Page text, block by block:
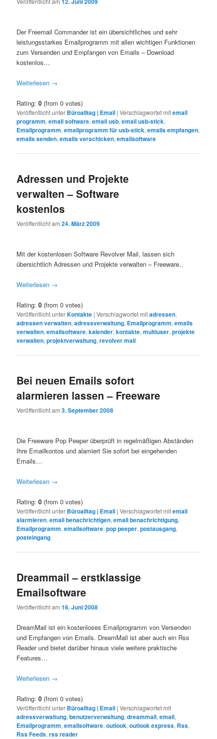
Der Freemail Commander ist ein übersichtliches und sehr
leistungsstarkes Emailprogramm mit allen wichtigen Funktionen
zum Versenden und Empfangen von Emails – Download
kostenlos…
Weiterlesen →
Rating:0 (from 0 votes)
Veröffentlicht unter Büroalltag | Email |Verschlagwortet mitemail
programm,email software,email usb,email usb-stick,
Emailprogramm,emailprogramm für usb-stick,emails empfangen,
emails senden,emails verschicken,emailsoftware
Adressen und Projekte
verwalten – Software
kostenlos
Veröffentlicht am24. März 2009
Mit der kostenlosen Software Revolver Mail, lassen sich
übersichtlich Adressen und Projekte verwalten – Freeware..
Weiterlesen →
Rating:0 (from 0 votes)
Veröffentlicht unterKontakte |Verschlagwortet mitadressen,
adressen verwalten,adressverwaltung, Emailprogramm,emails
verwalten,emailsoftware,kalender,kontakte,multiuser,projekte
verwalten,projektverwaltung,revolver mail
Bei neuen Emails sofort
alarmieren lassen – Freeware
Veröffentlicht am3. September 2008
Die Freeware Pop Peeper überprüft in regelmäßigen Abständen
Ihre Emailkontos und alamiert Sie sofort bei eingehenden
Emails…
Weiterlesen →
Rating:0 (from 0 votes)
Veröffentlicht unter Büroalltag | Email |Verschlagwortet mitemail
alarmieren,email benachrichtigen,email benachrichtigung,
Emailprogramm,emailsoftware,pop peeper,postausgang,
posteingang
Dreammail – erstklassige
Emailsoftware
Veröffentlicht am16. Juni 2008
DreamMail ist ein kostenloses Emailprogramm von Versenden
und Empfangen von Emails. DreamMail ist aber auch ein Rss
Reader und bietet darüber hinaus viele weitere praktische
Features…
Weiterlesen →
Rating:0 (from 0 votes)
Veröffentlicht unter Büroalltag | Email |Verschlagwortet mit
adressverwaltung,benutzerverwaltung,dreammail,email,
Emailprogramm,emailsoftware,outlook,outlook express, Rss,
Rss Feeds,rss reader